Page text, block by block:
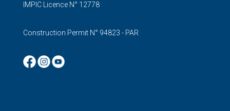
IMPIC Licence N° 12778
Construction Permit N° 94823 - PAR